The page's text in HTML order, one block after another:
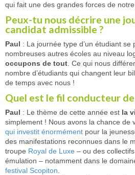
qui fait une des grandes forces de
Peux-tu nous décrire une
candidat admissible ?
Paul : La journée type d’un étudiant se
nombreuses autres écoles au niveau
occupons de tout . Ce qui nous
nombre d’étudiants qui changent leur
de temps avec nous !
Quel est le fil conducteur
Paul : Le thème de cette année est la
simplement ! Nous avons la chance de
qui investit énormément pour la
des manifestations reconnues dans le
troupe Royal de Luxe – ou des
émulation – notamment dans le
festival Scopiton